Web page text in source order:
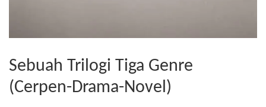
Sebuah Trilogi Tiga Genre
(Cerpen-Drama-Novel)